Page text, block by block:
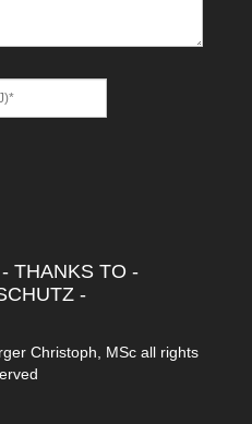
- THANKS TO -
-
Christoph, MScall rights